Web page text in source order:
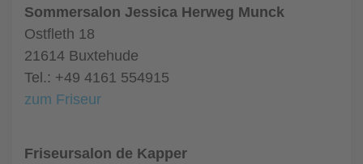
Sommersalon Jessica Herweg Munck
Ostfleth 18
21614 Buxtehude
Tel.: +49 4161 554915
zum Friseur
Friseursalon de Kapper